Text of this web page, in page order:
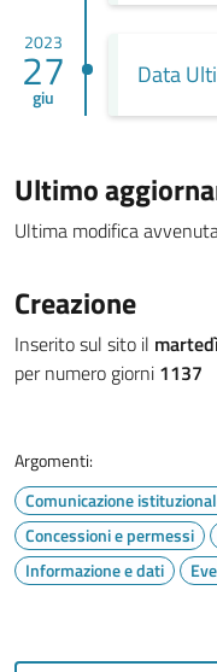
2023
27
giu
Data
Ultimo
Ultima modifica
Creazione
Inserito sul sito il
per numero giorni 1137
Argomenti:
Comunicazione
Concessioni e permessi
Informazione e dati